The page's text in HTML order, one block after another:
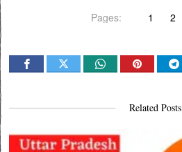
Pages: 1 2
Related Posts